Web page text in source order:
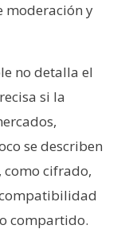
moderación y
no detalla el
si la
se describen
cifrado,
compartido.